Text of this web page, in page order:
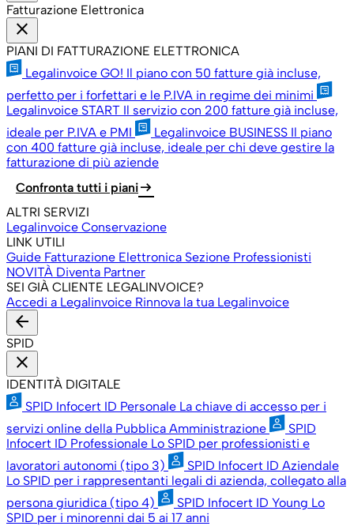
Fatturazione Elettronica
close
PIANI DI FATTURAZIONE ELETTRONICA
Legalinvoice GO! Il piano con 50 fatture già incluse,
perfetto per i forfettari e le P.IVA in regime dei minimi
Legalinvoice START Il servizio con 200 fatture già incluse,
ideale per P.IVA e PMI
Legalinvoice BUSINESS Il piano
con 400 fatture già incluse, ideale per chi deve gestire la
fatturazione di più aziende
Confronta tutti i pianiarrow_right_alt
ALTRI SERVIZI
Legalinvoice Conservazione
LINK UTILI
Guide Fatturazione Elettronica Sezione Professionisti
NOVITÀ Diventa Partner
SEI GIÀ CLIENTE LEGALINVOICE?
Accedi a Legalinvoice Rinnova la tua Legalinvoice
arrow_back
SPID
close
IDENTITÀ DIGITALE
SPID Infocert ID Personale La chiave di accesso per i
servizi online della Pubblica Amministrazione
SPID
Infocert ID Professionale Lo SPID per professionisti e
lavoratori autonomi (tipo 3)
SPID Infocert ID Aziendale
Lo SPID per i rappresentanti legali di azienda, collegato alla
persona giuridica (tipo 4)
SPID Infocert ID Young Lo
SPID per i minorenni dai 5 ai 17 anni